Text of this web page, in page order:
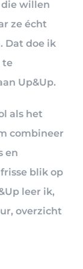
die willen
ze écht
Dat doe ik
te
Up&Up.
als het
combineer
en
blik op
leer ik,
overzicht